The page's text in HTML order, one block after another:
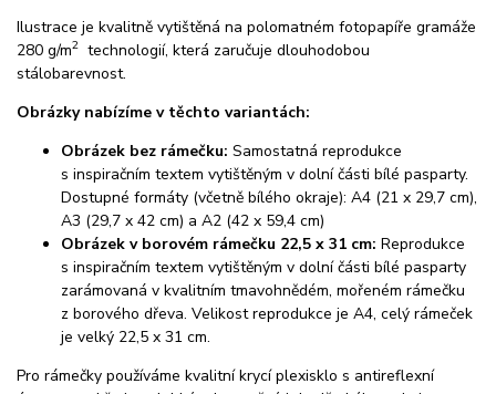
Ilustrace je kvalitně vytištěná na polomatném fotopapíře gramáže
280 g/m2 technologií, která zaručuje dlouhodobou
stálobarevnost.
Obrázky nabízíme v těchto variantách:
Obrázek bez rámečku: Samostatná reprodukce
s inspiračním textem vytištěným v dolní části bílé pasparty.
Dostupné formáty (včetně bílého okraje): A4 (21 x 29,7 cm),
A3 (29,7 x 42 cm) a A2 (42 x 59,4 cm)
Obrázek v borovém rámečku 22,5 x 31 cm: Reprodukce
s inspiračním textem vytištěným v dolní části bílé pasparty
zarámovaná v kvalitním tmavohnědém, mořeném rámečku
z borového dřeva. Velikost reprodukce je A4, celý rámeček
je velký 22,5 x 31 cm.
Pro rámečky používáme kvalitní krycí plexisklo s antireflexní